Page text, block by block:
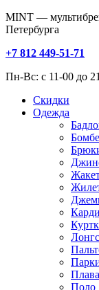
MINT —
Петербурга
+7 812 449-51-71
Пн-Вс: с 11-00 до
Скидки
Одежда
Поло